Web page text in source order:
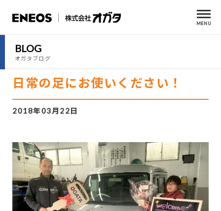
MENU
BLOG
オガタブログ
日常の足にお使いください！
2018年03月22日